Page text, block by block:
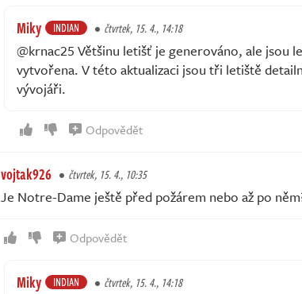
Miky INDIAN čtvrtek, 15. 4., 14:18
@krnac25 Většinu letišť je generováno, ale jsou
vytvořena. V této aktualizaci jsou tři letiště
vývojáři.
Odpovědět
vojtak926 čtvrtek, 15. 4., 10:35
Je Notre-Dame ještě před požárem nebo až po
Odpovědět
Miky INDIAN čtvrtek, 15. 4., 14:18